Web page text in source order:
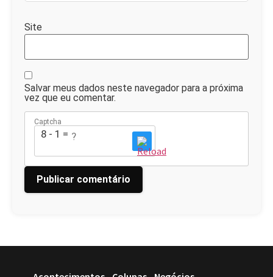
Site
Salvar meus dados neste navegador para a próxima
vez que eu comentar.
Captcha
8 - 1 = ?